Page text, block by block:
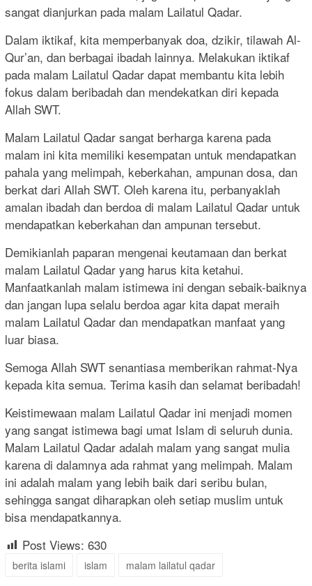
sangat dianjurkan pada malam Lailatul Qadar.
Dalam iktikaf, kita memperbanyak doa, dzikir, tilawah Al-
Qur’an, dan berbagai ibadah lainnya. Melakukan iktikaf
pada malam Lailatul Qadar dapat membantu kita lebih
fokus dalam beribadah dan mendekatkan diri kepada
Allah SWT.
Malam Lailatul Qadar sangat berharga karena pada
malam ini kita memiliki kesempatan untuk mendapatkan
pahala yang melimpah, keberkahan, ampunan dosa, dan
berkat dari Allah SWT. Oleh karena itu, perbanyaklah
amalan ibadah dan berdoa di malam Lailatul Qadar untuk
mendapatkan keberkahan dan ampunan tersebut.
Demikianlah paparan mengenai keutamaan dan berkat
malam Lailatul Qadar yang harus kita ketahui.
Manfaatkanlah malam istimewa ini dengan sebaik-baiknya
dan jangan lupa selalu berdoa agar kita dapat meraih
malam Lailatul Qadar dan mendapatkan manfaat yang
luar biasa.
Semoga Allah SWT senantiasa memberikan rahmat-Nya
kepada kita semua. Terima kasih dan selamat beribadah!
Keistimewaan malam Lailatul Qadar ini menjadi momen
yang sangat istimewa bagi umat Islam di seluruh dunia.
Malam Lailatul Qadar adalah malam yang sangat mulia
karena di dalamnya ada rahmat yang melimpah. Malam
ini adalah malam yang lebih baik dari seribu bulan,
sehingga sangat diharapkan oleh setiap muslim untuk
bisa mendapatkannya.
Post Views: 630
berita islami islam malam lailatul qadar